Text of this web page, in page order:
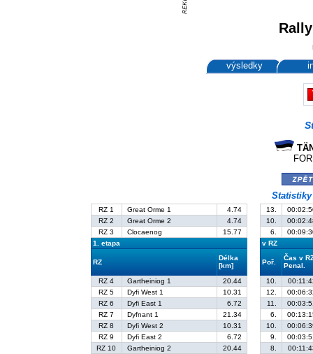
výsledky
RZ 1 Great Orme 1 4.74 13.
RZ 2
Great Orme 2 4.74 10.
RZ 3
Clocaenog 15.77 6.
1. etapa
v RZ
RZ
Délka
[km]
Poř.
Čas v
Penal.
RZ 4
Gartheiniog 1 20.44 10.
RZ 5
Dyfi West 1 10.31 12.
RZ 6
Dyfi East 1 6.72 11.
RZ 7
Dyfnant 1 21.34 6.
RZ 8
Dyfi West 2 10.31 10.
RZ 9
Dyfi East 2 6.72 9.
RZ 10
Gartheiniog 2 20.44 8.